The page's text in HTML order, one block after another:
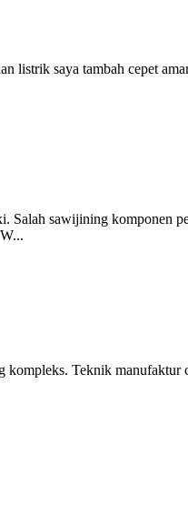
listrik saya tambah cepet
Salah sawijining komponen
kompleks. Teknik manufaktur